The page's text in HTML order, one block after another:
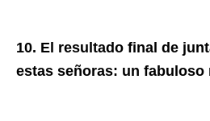
10. El resultado final de
estas señoras: un fabuloso